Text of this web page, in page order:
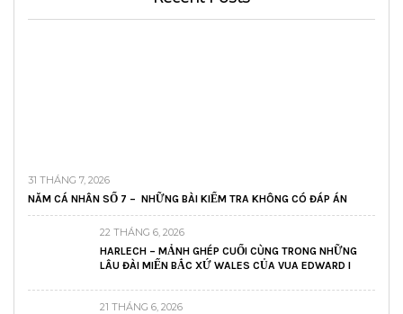
31 THÁNG 7, 2026
NĂM CÁ NHÂN SỐ 7 – NHỮNG BÀI KIỂM TRA KHÔNG CÓ ĐÁP ÁN
22 THÁNG 6, 2026
HARLECH – MẢNH GHÉP CUỐI CÙNG TRONG NHỮNG
LÂU ĐÀI MIẾN BẮC XỨ WALES CỦA VUA EDWARD I
21 THÁNG 6, 2026